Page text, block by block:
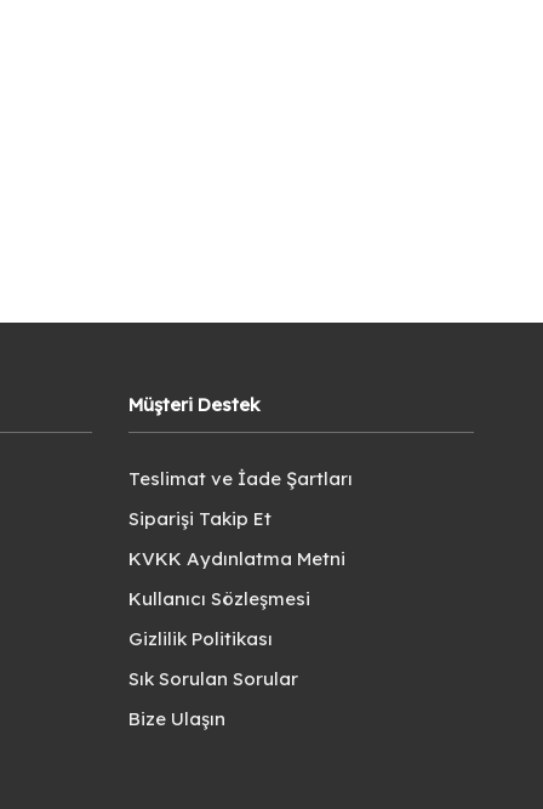
Müşteri Destek
Teslimat ve İade Şartları
Siparişi Takip Et
KVKK Aydınlatma Metni
Kullanıcı Sözleşmesi
Gizlilik Politikası
Sık Sorulan Sorular
Bize Ulaşın